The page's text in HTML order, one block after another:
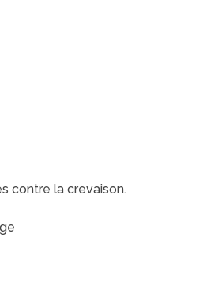
contre la crevaison.